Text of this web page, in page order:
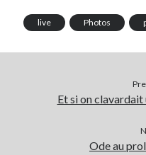
Lyon à Livre Ouvert
Non classé
live Photos
Et si on
Ode au